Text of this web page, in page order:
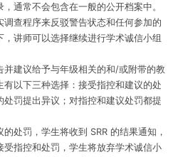
通常不会包含在一般的公开档案中。
调查程序来反驳警告状态和任何参加的
讲师可以选择继续进行学术诚信小组
并建议给予与年级相关的和/或附带的教
有以下三种选择：接受指控和建议的处
处罚提出异议；对指控和建议处罚都提
处罚，学生将收到 SRR 的结果通知，
受指控和处罚，学生将放弃学术诚信小